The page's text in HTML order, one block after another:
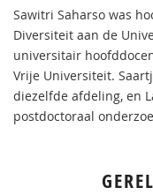
Sawitri Saharso was
Diversiteit aan de
universitair
Vrije Universiteit.
diezelfde afdeling, en
postdoctoraal